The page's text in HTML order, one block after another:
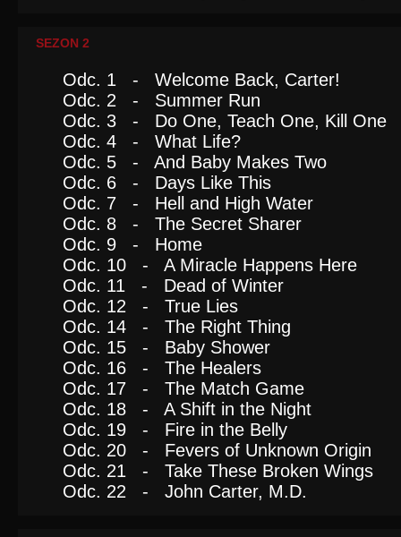
SEZON 2
Odc. 1 - Welcome Back, Carter!
Odc. 2 - Summer Run
Odc. 3 - Do One, Teach One, Kill One
Odc. 4 - What Life?
Odc. 5 - And Baby Makes Two
Odc. 6 - Days Like This
Odc. 7 - Hell and High Water
Odc. 8 - The Secret Sharer
Odc. 9 - Home
Odc. 10 - A Miracle Happens Here
Odc. 11 - Dead of Winter
Odc. 12 - True Lies
Odc. 14 - The Right Thing
Odc. 15 - Baby Shower
Odc. 16 - The Healers
Odc. 17 - The Match Game
Odc. 18 - A Shift in the Night
Odc. 19 - Fire in the Belly
Odc. 20 - Fevers of Unknown Origin
Odc. 21 - Take These Broken Wings
Odc. 22 - John Carter, M.D.